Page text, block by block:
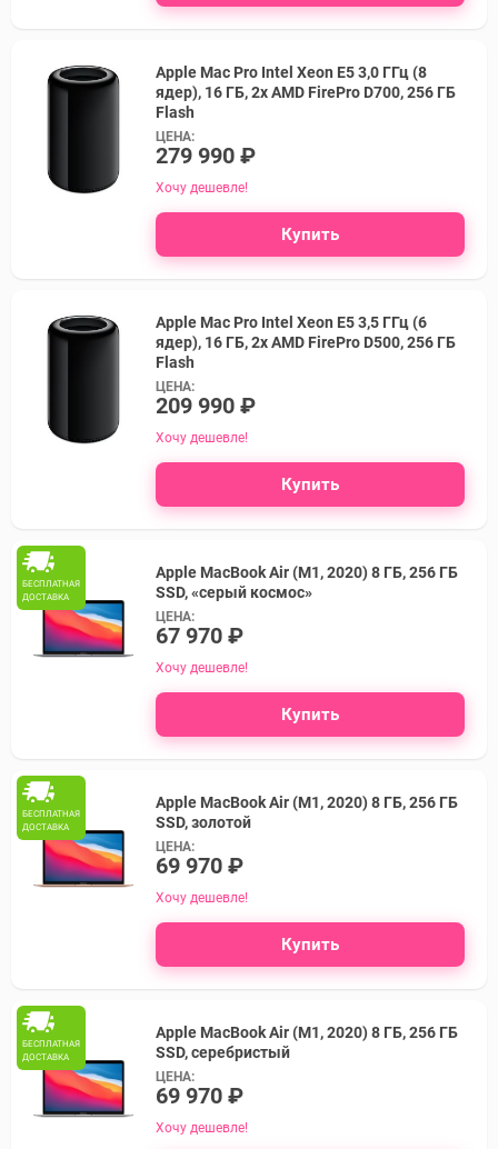
Apple Mac Pro Intel Xeon E5 3,0 ГГц (8
ядер), 16 ГБ, 2x AMD FirePro D700, 256 ГБ
Flash
ЦЕНА:
279 990 ₽
Хочу дешевле!
Купить
Apple Mac Pro Intel Xeon E5 3,5 ГГц (6
ядер), 16 ГБ, 2x AMD FirePro D500, 256 ГБ
Flash
ЦЕНА:
209 990 ₽
Хочу дешевле!
Купить
БЕСПЛАТНАЯ
ДОСТАВКА
Apple MacBook Air (M1, 2020) 8 ГБ, 256 ГБ
SSD, «серый космос»
ЦЕНА:
67 970 ₽
Хочу дешевле!
Купить
БЕСПЛАТНАЯ
ДОСТАВКА
Apple MacBook Air (M1, 2020) 8 ГБ, 256 ГБ
SSD, золотой
ЦЕНА:
69 970 ₽
Хочу дешевле!
Купить
БЕСПЛАТНАЯ
ДОСТАВКА
Apple MacBook Air (M1, 2020) 8 ГБ, 256 ГБ
SSD, серебристый
ЦЕНА:
69 970 ₽
Хочу дешевле!